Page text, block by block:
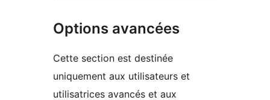
Options avancées
Cette section est destinée
uniquement aux utilisateurs et
utilisatrices avancés et aux